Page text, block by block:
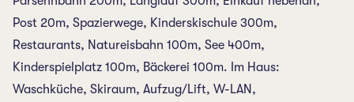
Post 20m, Spazierwege, Kinderskischule 300m,
Restaurants, Natureisbahn 100m, See 400m,
Kinderspielplatz 100m, Bäckerei 100m. Im Haus:
Waschküche, Skiraum, Aufzug/Lift, W-LAN,